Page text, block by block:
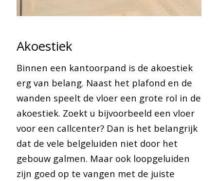
Akoestiek
Binnen een kantoorpand is de akoestiek
erg van belang. Naast het plafond en de
wanden speelt de vloer een grote rol in de
akoestiek. Zoekt u bijvoorbeeld een vloer
voor een callcenter? Dan is het belangrijk
dat de vele belgeluiden niet door het
gebouw galmen. Maar ook loopgeluiden
zijn goed op te vangen met de juiste